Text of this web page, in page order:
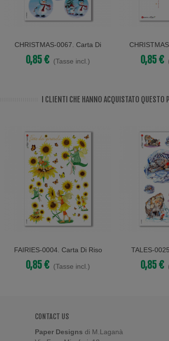
Acquista
CHRISTMAS-0067. Carta Di
Riso Natale Per Decoupage.
0,85 € (Tasse incl.)
Acquista
Riso Natale
0,85 €
I CLIENTI CHE HANNO ACQUISTATO QUESTO
Acquista
FAIRIES-0004. Carta Di Riso
Fate Per Decoupage.
0,85 € (Tasse incl.)
Acquista
TALES-
Fiabe
0,85 €
CONTACT US
Paper Designs di M.Laganà